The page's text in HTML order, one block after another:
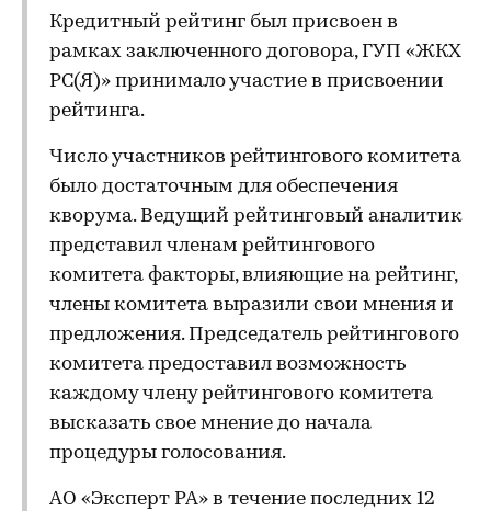
Кредитный рейтинг был присвоен в
рамках заключенного договора, ГУП «ЖКХ
РС(Я)» принимало участие в присвоении
рейтинга.
Число участников рейтингового комитета
было достаточным для обеспечения
кворума. Ведущий рейтинговый аналитик
представил членам рейтингового
комитета факторы, влияющие на рейтинг,
члены комитета выразили свои мнения и
предложения. Председатель рейтингового
комитета предоставил возможность
каждому члену рейтингового комитета
высказать свое мнение до начала
процедуры голосования.
АО «Эксперт РА» в течение последних 12